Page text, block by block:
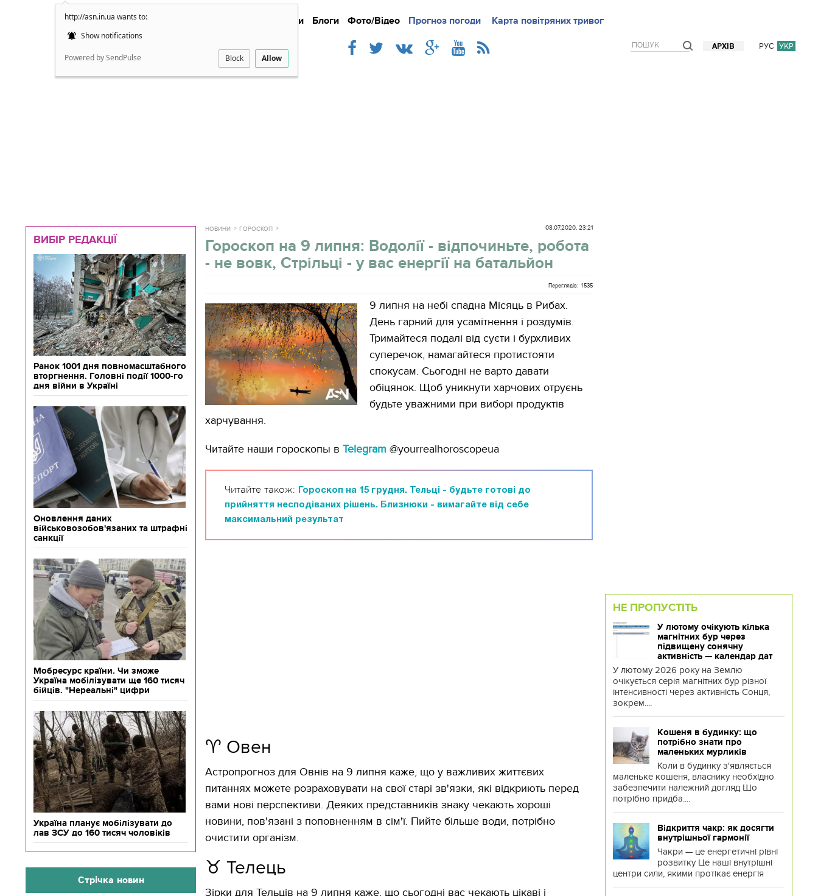
http://asn.in.ua wants to:
Show notifications
Powered by SendPulse Block Allow
Новини Блоги Фото/Відео Прогноз погоди Карта повітряних тривог
РУС УКР
АРХІВ
Докладно Новини Iнтерв`ю Блоги
ВИБІР РЕДАКЦІЇ
Ранок 1001 дня повномасштабного
вторгнення. Головні події 1000-го
дня війни в Україні
Оновлення даних
військовозобов'язаних та штрафні
санкції
Мобресурс країни. Чи зможе
Україна мобілізувати ще 160 тисяч
бійців. "Нереальні" цифри
Україна планує мобілізувати до
лав ЗСУ до 160 тисяч чоловіків
Стрічка новин
НОВИНИ ГОРОСКОП 08.07.2020, 23:21
Гороскоп на 9 липня: Водолії - відпочиньте, робота
- не вовк, Стрільці - у вас енергії на батальйон
Переглядів: 1535
9 липня на небі спадна Місяць в Рибах.
День гарний для усамітнення і роздумів.
Тримайтеся подалі від суєти і бурхливих
суперечок, намагайтеся протистояти
спокусам. Сьогодні не варто давати
обіцянок. Щоб уникнути харчових отруєнь
будьте уважними при виборі продуктів
харчування.
Читайте наши гороскопы в Telegram @yourrealhoroscopeua
Читайте також:
Гороскоп на 15 грудня. Тельці - будьте готові до
прийняття несподіваних рішень. Близнюки - вимагайте від себе
максимальний результат
♈️ Овен
Астропрогноз для Овнів на 9 липня каже, що у важливих життєвих
питаннях можете розраховувати на свої старі зв'язки, які відкриють перед
вами нові перспективи. Деяких представників знаку чекають хороші
новини, пов'язані з поповненням в сім'ї. Пийте більше води, потрібно
очистити організм.
♉️ Телець
Зірки для Тельців на 9 липня каже, що сьогодні вас чекають цікаві і
НЕ ПРОПУСТІТЬ
У лютому очікують кілька
магнітних бур через
підвищену сонячну
активність — календар дат
У лютому 2026 року на Землю
очікується серія магнітних бур різної
інтенсивності через активність Сонця,
зокрем....
Кошеня в будинку: що
потрібно знати про
маленьких мурликів
Коли в будинку з'являється
маленьке кошеня, власнику необхідно
забезпечити належний догляд Що
потрібно придба....
Відкриття чакр: як досягти
внутрішньої гармонії
Чакри — це енергетичні рівні
розвитку Це наші внутрішні
центри сили, якими протікає енергія